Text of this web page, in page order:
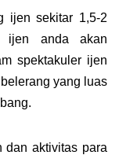
ijen sekitar 1,5-2
ijen anda akan
spektakuler ijen
yang luas
dan aktivitas para